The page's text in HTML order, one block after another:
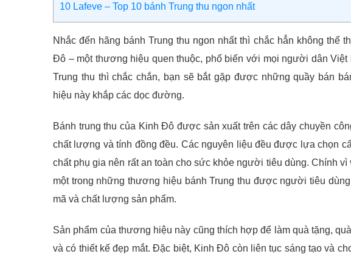
10 Lafeve – Top 10 bánh Trung thu ngon nhất
Nhắc đến hãng bánh Trung thu ngon nhất thì chắc hẳn không thể
Đô – một thương hiệu quen thuộc, phổ biến với mọi người dân Việt
Trung thu thì chắc chắn, bạn sẽ bắt gặp được những quầy bán
hiệu này khắp các dọc đường.
Bánh trung thu của Kinh Đô được sản xuất trên các dây chuyền
chất lượng và tính đồng đều. Các nguyên liệu đều được lựa chọn
chất phụ gia nên rất an toàn cho sức khỏe người tiêu dùng. Chính
một trong những thương hiệu bánh Trung thu được người tiêu
mã và chất lượng sản phẩm.
Sản phẩm của thương hiệu này cũng thích hợp để làm quà tặng,
và có thiết kế đẹp mắt. Đặc biệt, Kinh Đô còn liên tục sáng tạo và